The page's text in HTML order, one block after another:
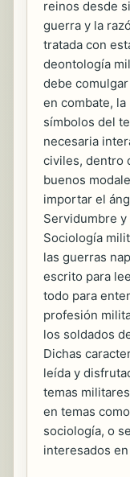
reinos desde
guerra y la
tratada con
deontología
debe
en combate,
símbolos del
necesaria
civiles, dentro
buenos
importar el
Servidumbre
Sociología
las guerras
escrito para
todo para
profesión
los soldados
Dichas
leída y
temas
en temas
sociología, o
interesados